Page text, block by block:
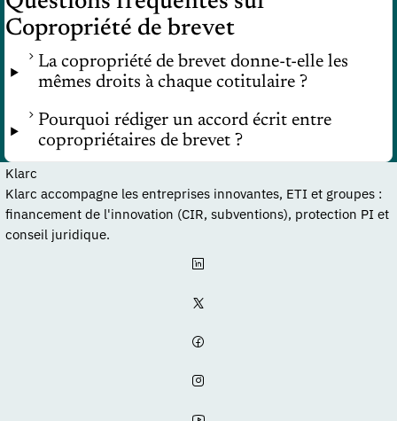
Copropriété de brevet
La copropriété de brevet donne-t-elle les
mêmes droits à chaque cotitulaire ?
Pourquoi rédiger un accord écrit entre
copropriétaires de brevet ?
Klarc
Klarc accompagne les entreprises innovantes, ETI et groupes :
financement de l'innovation (CIR, subventions), protection PI et
conseil juridique.